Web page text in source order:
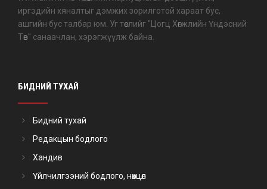
иргэдийн хяналтыг дэмжих зорилготой хараат бус,
ашгийн бус талбар юм. Уг төслийг "Цогц Хөгжлийн Үндэсний
Төв" санаачлан, хэрэгжүүлж байна.
БИДНИЙ ТУХАЙ
Бидний тухай
Редакцын бодлого
Хандив
Үйлчилгээний бодлого, нөхцөл